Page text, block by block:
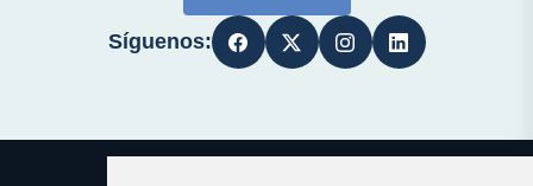
Síguenos: